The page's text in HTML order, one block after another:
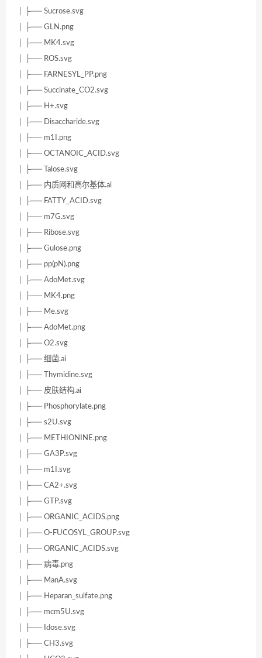
│ ├── Sucrose.svg
│ ├── GLN.png
│ ├── MK4.svg
│ ├── ROS.svg
│ ├── FARNESYL_PP.png
│ ├── Succinate_CO2.svg
│ ├── H+.svg
│ ├── Disaccharide.svg
│ ├── m1I.png
│ ├── OCTANOIC_ACID.svg
│ ├── Talose.svg
│ ├── 内质网和高尔基体.ai
│ ├── FATTY_ACID.svg
│ ├── m7G.svg
│ ├── Ribose.svg
│ ├── Gulose.png
│ ├── pp(pN).png
│ ├── AdoMet.svg
│ ├── MK4.png
│ ├── Me.svg
│ ├── AdoMet.png
│ ├── O2.svg
│ ├── 细菌.ai
│ ├── Thymidine.svg
│ ├── 皮肤结构.ai
│ ├── Phosphorylate.png
│ ├── s2U.svg
│ ├── METHIONINE.png
│ ├── GA3P.svg
│ ├── m1I.svg
│ ├── CA2+.svg
│ ├── GTP.svg
│ ├── ORGANIC_ACIDS.png
│ ├── O-FUCOSYL_GROUP.svg
│ ├── ORGANIC_ACIDS.svg
│ ├── 病毒.png
│ ├── ManA.svg
│ ├── Heparan_sulfate.png
│ ├── mcm5U.svg
│ ├── Idose.svg
│ ├── CH3.svg